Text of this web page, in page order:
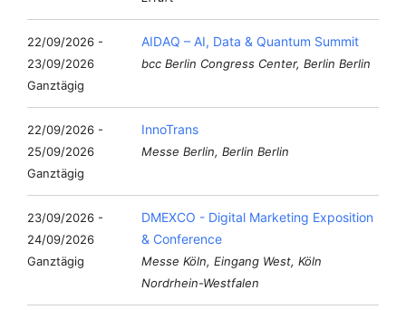
22/09/2026 -
23/09/2026
Ganztägig
AIDAQ – AI, Data & Quantum Summit
bcc Berlin Congress Center, Berlin Berlin
22/09/2026 -
25/09/2026
Ganztägig
InnoTrans
Messe Berlin, Berlin Berlin
23/09/2026 -
24/09/2026
Ganztägig
DMEXCO - Digital Marketing Exposition
& Conference
Messe Köln, Eingang West, Köln
Nordrhein-Westfalen